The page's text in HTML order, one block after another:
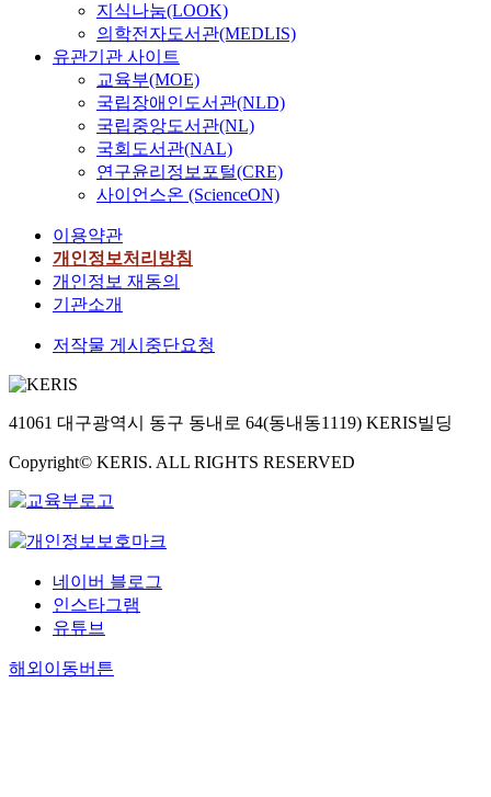
지식나눔(LOOK)
의학전자도서관(MEDLIS)
유관기관 사이트
교육부(MOE)
국립장애인도서관(NLD)
국립중앙도서관(NL)
국회도서관(NAL)
연구윤리정보포털(CRE)
사이언스온 (ScienceON)
이용약관
개인정보처리방침
개인정보 재동의
기관소개
저작물 게시중단요청
41061 대구광역시 동구 동내로 64(동내동1119) KERIS빌딩
Copyright© KERIS. ALL RIGHTS RESERVED
네이버 블로그
인스타그램
유튜브
해외이동버튼